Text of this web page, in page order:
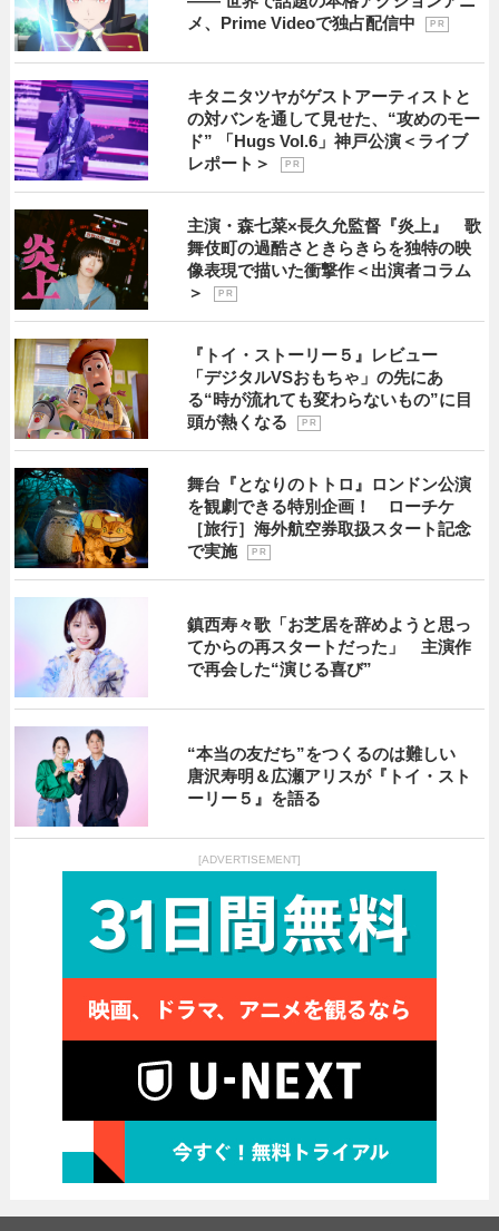
メ、Prime Videoで独占配信中
P R
キタニタツヤがゲストアーティストと
の対バンを通して見せた、“攻めのモー
ド” 「Hugs Vol.6」神戸公演＜ライブ
レポート＞
P R
主演・森七菜×長久允監督『炎上』 歌
舞伎町の過酷さときらきらを独特の映
像表現で描いた衝撃作＜出演者コラム
＞
P R
『トイ・ストーリー５』レビュー
「デジタルVSおもちゃ」の先にあ
る“時が流れても変わらないもの”に目
頭が熱くなる
P R
舞台『となりのトトロ』ロンドン公演
を観劇できる特別企画！ ローチケ
［旅行］海外航空券取扱スタート記念
で実施
P R
鎮西寿々歌「お芝居を辞めようと思っ
てからの再スタートだった」 主演作
で再会した“演じる喜び”
“本当の友だち”をつくるのは難しい
唐沢寿明＆広瀬アリスが『トイ・スト
ーリー５』を語る
[ADVERTISEMENT]